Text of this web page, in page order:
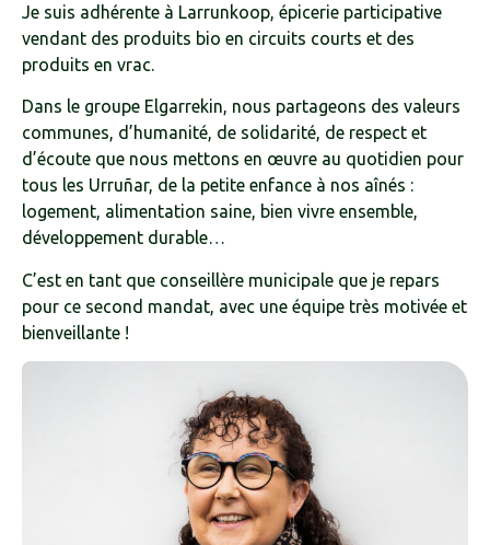
Je suis adhérente à Larrunkoop, épicerie participative
vendant des produits bio en circuits courts et des
produits en vrac.
Dans le groupe Elgarrekin, nous partageons des valeurs
communes, d’humanité, de solidarité, de respect et
d’écoute que nous mettons en œuvre au quotidien pour
tous les Urruñar, de la petite enfance à nos aînés :
logement, alimentation saine, bien vivre ensemble,
développement durable…
C’est en tant que conseillère municipale que je repars
pour ce second mandat, avec une équipe très motivée et
bienveillante !